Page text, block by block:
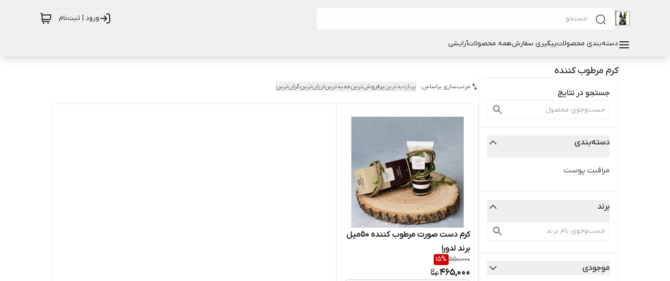
ورود | ثبت‌نام
دسته‌بندی محصولاتپیگیری سفارشهمه محصولاتآرایشی
کرم مرطوب کننده
جستجو در نتایج
دسته‌بندی
مراقبت پوست
برند
موجودی
مرتب‌سازی براساس: پربازدیدترینپرفروش‌ترینجدیدترینارزان‌ترینگران‌ترین
کرم دست صورت مرطوب کننده ۵۰میل
برند لدورا
550,000
15%
465,000